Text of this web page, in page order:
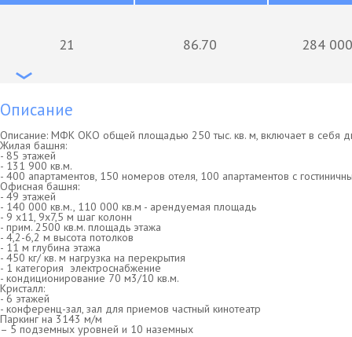
21 86.70 284
Описание
Описание: МФК ОКО общей площадью 250 тыс. кв. м, включает в себя
Жилая башня:
- 85 этажей
- 131 900 кв.м.
- 400 апартаментов, 150 номеров отеля, 100 апартаментов с
Офисная башня:
- 49 этажей
- 140 000 кв.м., 110 000 кв.м - арендуемая площадь
- 9 х11, 9х7,5 м шаг колонн
- прим. 2500 кв.м. площадь этажа
- 4,2-6,2 м высота потолков
- 11 м глубина этажа
- 450 кг/ кв. м нагрузка на перекрытия
- 1 категория электроснабжение
- кондиционирование 70 м3/10 кв.м.
Кристалл:
- 6 этажей
- конференц-зал, зал для приемов частный кинотеатр
Паркинг на 3143 м/м
– 5 подземных уровней и 10 наземных